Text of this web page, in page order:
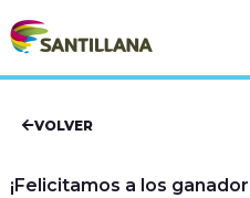
VOLVER
¡Felicitamos a los